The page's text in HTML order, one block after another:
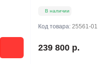
В наличии
Код товара:25561-01
239 800 р.